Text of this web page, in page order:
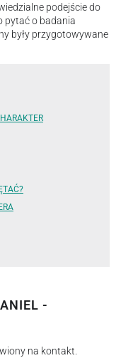
podejście do
pytać o badania
były przygotowywane
-
na kontakt.